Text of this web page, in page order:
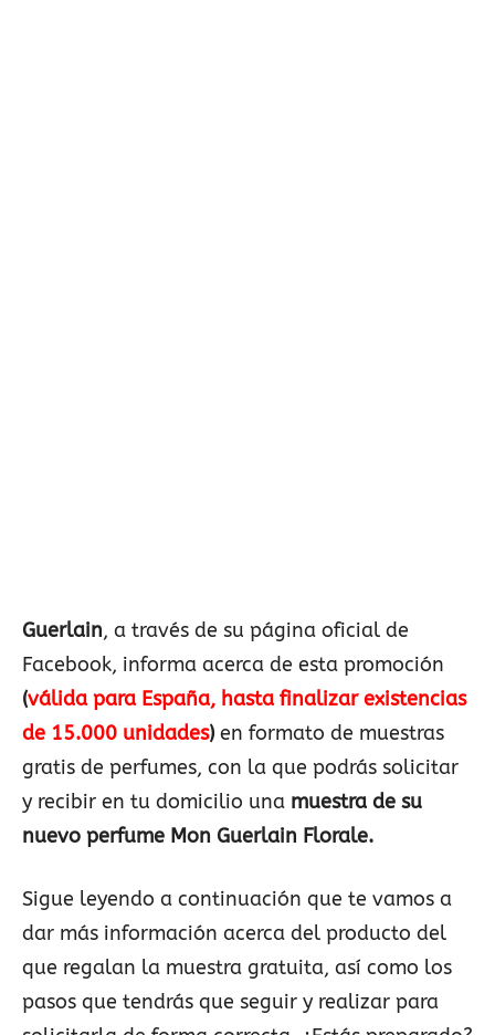
Guerlain, a través de su página oficial de
Facebook, informa acerca de esta promoción
(válida para España, hasta finalizar existencias
de 15.000 unidades) en formato de muestras
gratis de perfumes, con la que podrás solicitar
y recibir en tu domicilio una muestra de su
nuevo perfume Mon Guerlain Florale.
Sigue leyendo a continuación que te vamos a
dar más información acerca del producto del
que regalan la muestra gratuita, así como los
pasos que tendrás que seguir y realizar para